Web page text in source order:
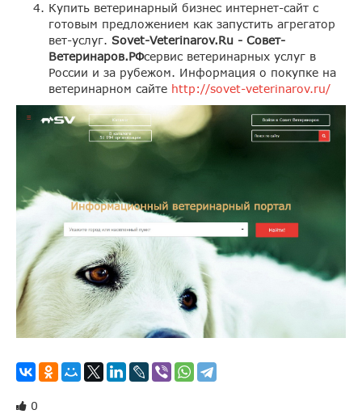
Купить ветеринарный бизнес интернет-сайт с
готовым предложением как запустить агрегатор
вет-услуг. Sovet-Veterinarov.Ru - Совет-
Ветеринаров.РФсервис ветеринарных услуг в
России и за рубежом. Информация о покупке на
ветеринарном сайте http://sovet-veterinarov.ru/
0